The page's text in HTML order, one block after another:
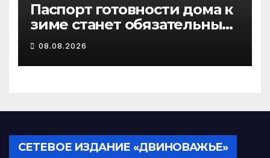
Паспорт готовности дома к
зиме станет обязательным
лицензионным
требованием для
управляющих организаций
08.08.2026
СЕТЕВОЕ ИЗДАНИЕ «ДВИНОВАЖЬЕ»